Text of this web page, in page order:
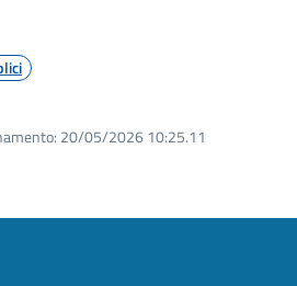
20/05/2026 10:25.11